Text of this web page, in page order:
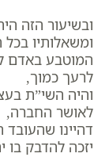
ובשיעור הזה
ומשאלותיו בכל
המוטבע באדם
לרעך כמוך,
והיה השי”ת
לאושר החברה,
דהיינו
יזכה להדבק בו